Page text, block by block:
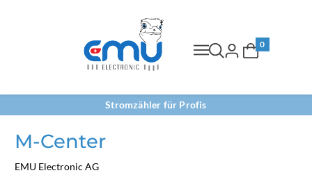
0
Stromzähler für Profis
M-Center
EMU Electronic AG